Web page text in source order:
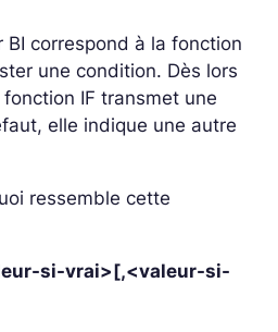
BI correspond à la fonction
une condition. Dès lors
IF transmet une
elle indique une autre
ressemble cette
si-vrai>[,<valeur-si-